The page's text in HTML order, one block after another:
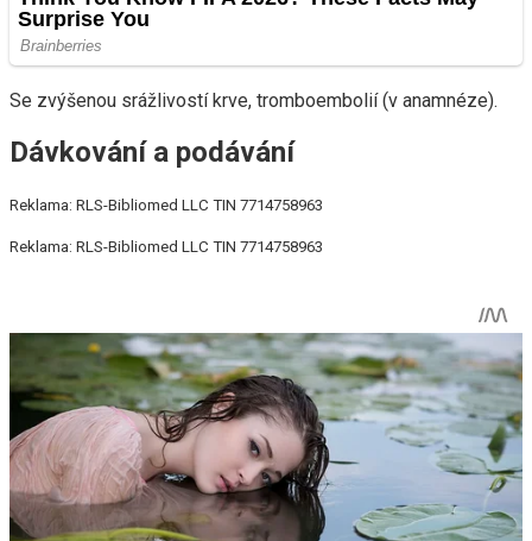
Se zvýšenou srážlivostí krve, tromboembolií (v anamnéze).
Dávkování a podávání
Reklama: RLS-Bibliomed LLC TIN 7714758963
Reklama: RLS-Bibliomed LLC TIN 7714758963